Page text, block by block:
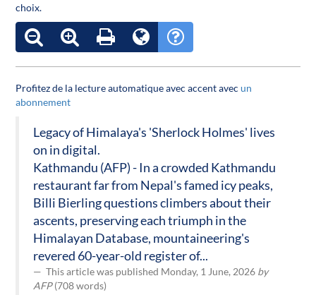
choix.
Profitez de la lecture automatique avec accent avec un
abonnement
Legacy of Himalaya's 'Sherlock Holmes' lives
on in digital.
Kathmandu (AFP) - In a crowded Kathmandu
restaurant far from Nepal's famed icy peaks,
Billi Bierling questions climbers about their
ascents, preserving each triumph in the
Himalayan Database, mountaineering's
revered 60-year-old register of...
This article was published Monday, 1 June, 2026 by
AFP(708 words)